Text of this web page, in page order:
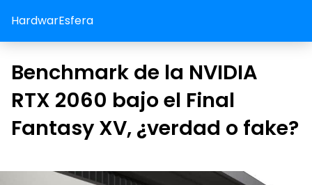
HardwarEsfera
Benchmark de la NVIDIA
RTX 2060 bajo el Final
Fantasy XV, ¿verdad o fake?